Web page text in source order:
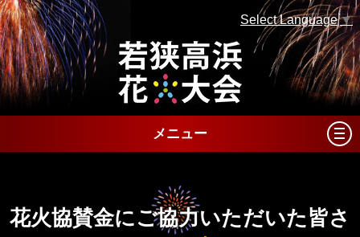
Select Language▼
メニュー
花火協賛金にご協力いただいた皆さ